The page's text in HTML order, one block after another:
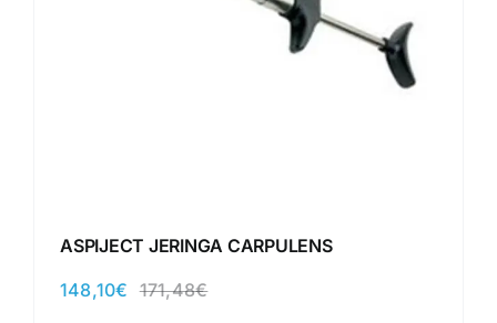
ASPIJECT JERINGA CARPULENS
171,48€El
148,10€
El